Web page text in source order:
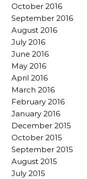
October 2016
September 2016
August 2016
July 2016
June 2016
May 2016
April 2016
March 2016
February 2016
January 2016
December 2015
October 2015
September 2015
August 2015
July 2015